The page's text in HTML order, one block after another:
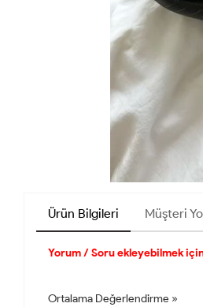
Ürün Bilgileri Müşteri
Yorum / Soru ekleyebilmek
Ortalama Değerlendirme »